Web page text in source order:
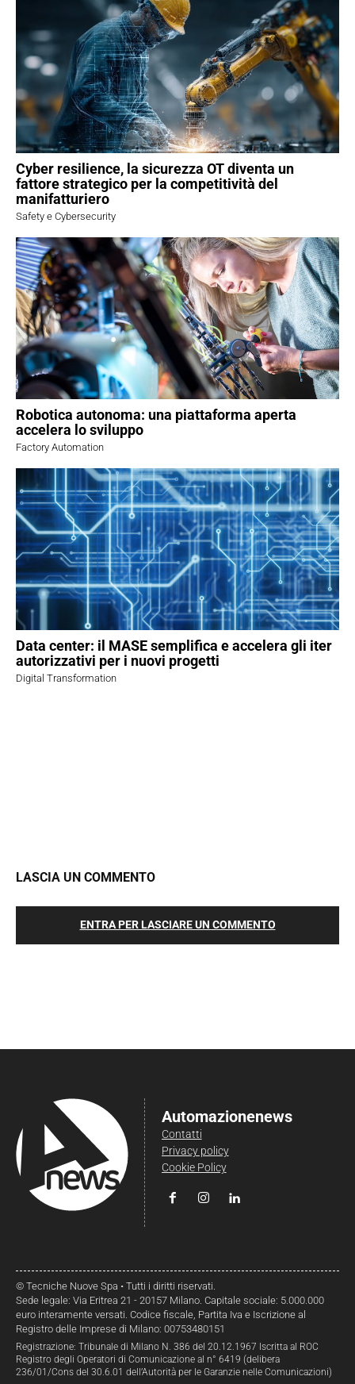
Cyber resilience, la sicurezza OT diventa un
fattore strategico per la competitività del
manifatturiero
Safety e Cybersecurity
Robotica autonoma: una piattaforma aperta
accelera lo sviluppo
Factory Automation
Data center: il MASE semplifica e accelera gli iter
autorizzativi per i nuovi progetti
Digital Transformation
LASCIA UN COMMENTO
ENTRA PER LASCIARE UN COMMENTO
Automazionenews
Contatti
Privacy policy
Cookie Policy
© Tecniche Nuove Spa • Tutti i diritti riservati.
Sede legale: Via Eritrea 21 - 20157 Milano. Capitale sociale: 5.000.000
euro interamente versati. Codice fiscale, Partita Iva e Iscrizione al
Registro delle Imprese di Milano: 00753480151
Registrazione: Tribunale di Milano N. 386 del 20.12.1967 Iscritta al ROC
Registro degli Operatori di Comunicazione al n° 6419 (delibera
236/01/Cons del 30.6.01 dell’Autorità per le Garanzie nelle Comunicazioni)